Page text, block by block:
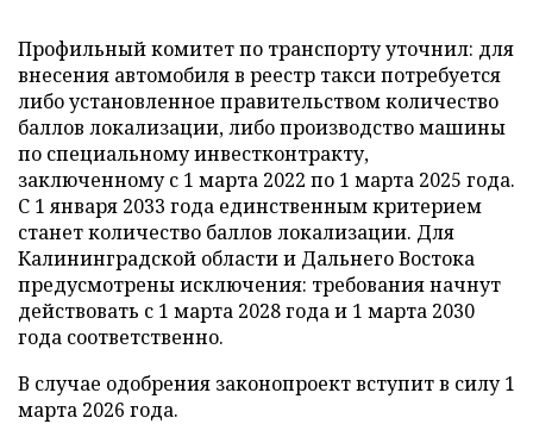
Профильный комитет по транспорту уточнил: для
внесения автомобиля в реестр такси потребуется
либо установленное правительством количество
баллов локализации, либо производство машины
по специальному инвестконтракту,
заключенному с 1 марта 2022 по 1 марта 2025 года.
С 1 января 2033 года единственным критерием
станет количество баллов локализации. Для
Калининградской области и Дальнего Востока
предусмотрены исключения: требования начнут
действовать с 1 марта 2028 года и 1 марта 2030
года соответственно.
В случае одобрения законопроект вступит в силу 1
марта 2026 года.